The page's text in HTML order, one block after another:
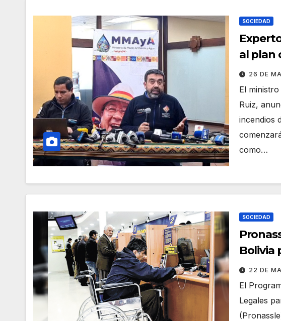
SOCIEDAD
al plan
y 26 DE
El
Ruiz,
incendios
como…
SOCIEDAD
Bolivia
22 DE
El
Legales